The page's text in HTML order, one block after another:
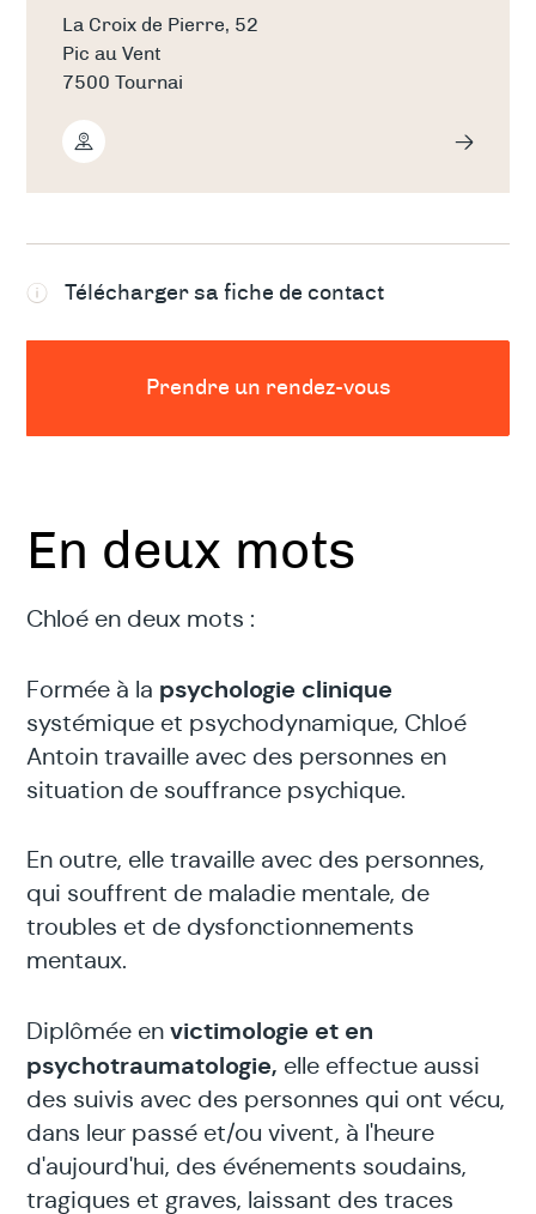
En deux mots
Chloé en deux mots :
Formée à la psychologie clinique
systémique et psychodynamique, Chloé
Antoin travaille avec des personnes en
situation de souffrance psychique.
En outre, elle travaille avec des personnes,
qui souffrent de maladie mentale, de
troubles et de dysfonctionnements
mentaux.
Diplômée envictimologie et en
psychotraumatologie, elle effectue aussi
des suivis avec des personnes qui ont vécu,
dans leur passé et/ou vivent, à l'heure
d'aujourd'hui, des événements soudains,
tragiques et graves, laissant des traces
La Croix de Pierre, 52
Pic au Vent
7500 Tournai
Télécharger sa fiche de contact
Prendre un rendez-vous